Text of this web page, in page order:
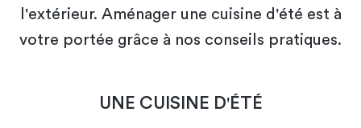
l'extérieur. Aménager une cuisine d'été est à
votre portée grâce à nos conseils pratiques.
UNE CUISINE D'ÉTÉ